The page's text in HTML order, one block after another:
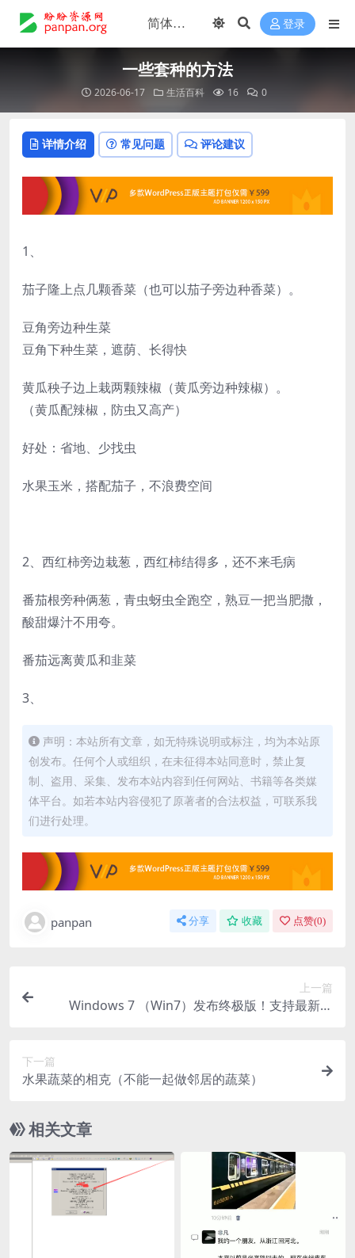
登录
一些套种的方法
2026-06-17 生活百科 16 0
详情介绍 常见问题 评论建议
1、
茄子隆上点几颗香菜（也可以茄子旁边种香菜）。
豆角旁边种生菜
豆角下种生菜，遮荫、长得快
黄瓜秧子边上栽两颗辣椒（黄瓜旁边种辣椒）。
（黄瓜配辣椒，防虫又高产）
好处：省地、少找虫
水果玉米，搭配茄子，不浪费空间
2、西红柿旁边栽葱，西红柿结得多，还不来毛病
番茄根旁种俩葱，青虫蚜虫全跑空，熟豆一把当肥撒，
酸甜爆汁不用夸。
番茄远离黄瓜和韭菜
3、
声明：本站所有文章，如无特殊说明或标注，均为本站原
创发布。任何个人或组织，在未征得本站同意时，禁止复
制、盗用、采集、发布本站内容到任何网站、书籍等各类媒
体平台。如若本站内容侵犯了原著者的合法权益，可联系我
们进行处理。
panpan 分享 收藏 点赞(0)
上一篇
Windows 7 （Win7）发布终极版！支持最新硬
下一篇
水果蔬菜的相克（不能一起做邻居的蔬菜）
相关文章